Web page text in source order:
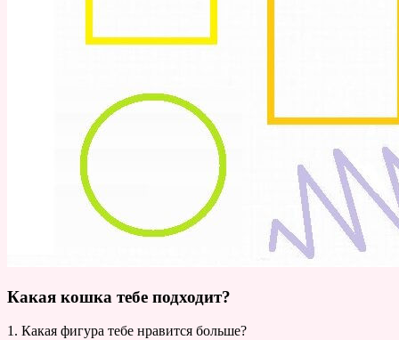
Какая кошка тебе подходит?
1. Какая фигура тебе нравится больше?